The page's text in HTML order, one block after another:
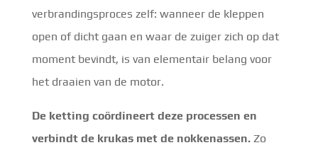
verbrandingsproces zelf: wanneer de kleppen
open of dicht gaan en waar de zuiger zich op dat
moment bevindt, is van elementair belang voor
het draaien van de motor.
De ketting coördineert deze processen en
verbindt de krukas met de nokkenassen.Zo